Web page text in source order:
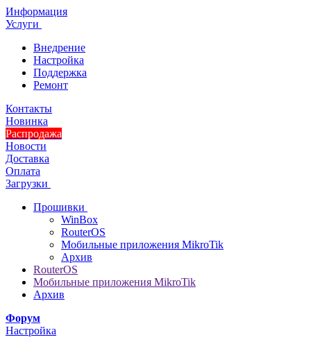
Информация
Услуги
Внедрение
Настройка
Поддержка
Ремонт
Контакты
Новинка
Распродажа
Новости
Доставка
Оплата
Загрузки
Прошивки
WinBox
RouterOS
Мобильные приложения MikroTik
Архив
RouterOS
Мобильные приложения MikroTik
Архив
Форум
Настройка